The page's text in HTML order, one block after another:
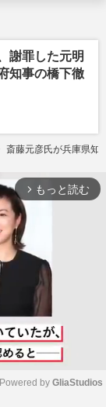
謝罪した元明
知事の橋下徹
斎藤元彦氏が兵庫県知
arrow_forward_ios もっと読む
Powered by GliaStudios